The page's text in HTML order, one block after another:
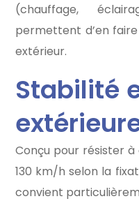
(chauffage,
permettent d’en
extérieur.
Stabilité
Conçu pour résister
130 km/h selon la
convient